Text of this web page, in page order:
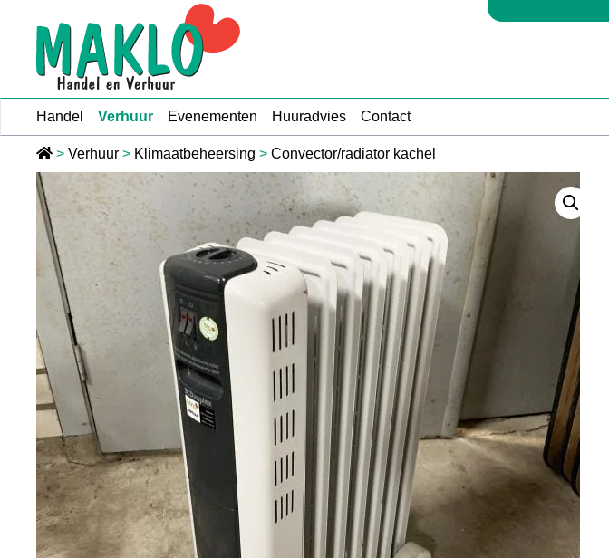
Handel Verhuur Evenementen Huuradvies Contact
> Verhuur > Klimaatbeheersing > Convector/radiator kachel